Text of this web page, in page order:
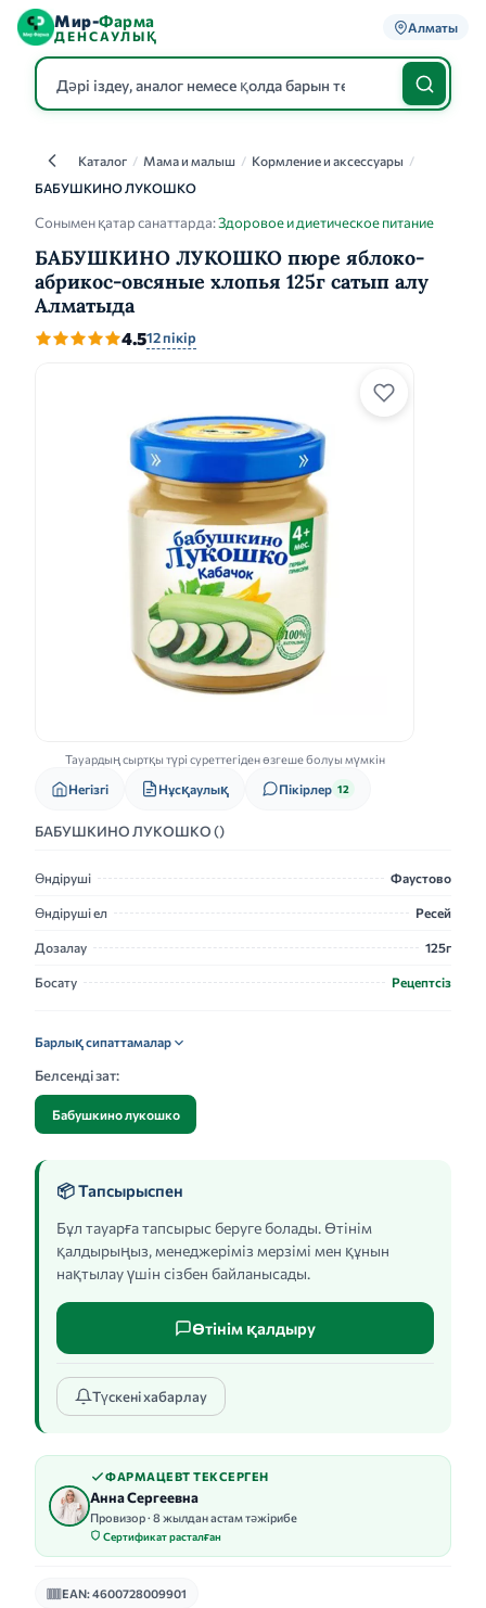
Мир-Фарма
ДЕНСАУЛЫҚ
Алматы
КаталогКаталог / Мама и малыш / Кормление и аксессуары /
БАБУШКИНО ЛУКОШКО
Сонымен қатар санаттарда:Здоровое и диетическое питание
БАБУШКИНО ЛУКОШКО пюре яблоко-
абрикос-овсяные хлопья 125г сатып алу
Алматыда
4.512 пікір
Тауардың сыртқы түрі суреттегіден өзгеше болуы мүмкін
Негізгі Нұсқаулық Пікірлер 12
БАБУШКИНО ЛУКОШКО ()
Өндіруші Фаустово
Өндіруші ел Ресей
Дозалау 125г
Босату Рецептсіз
Барлық сипаттамалар
Белсенді зат:
Бабушкино лукошко
📦 Тапсырыспен
Бұл тауарға тапсырыс беруге болады. Өтінім
қалдырыңыз, менеджеріміз мерзімі мен құнын
нақтылау үшін сізбен байланысады.
Өтінім қалдыру
Түскені хабарлау
ФАРМАЦЕВТ ТЕКСЕРГЕН
Анна Сергеевна
Провизор · 8 жылдан астам тәжірибе
Сертификат расталған
EAN: 4600728009901